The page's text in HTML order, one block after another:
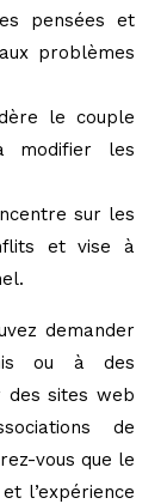
pensées et
problèmes
le couple
modifier les
sur les
et vise à
demander
ou à des
des sites web
de
vous que le
l’expérience